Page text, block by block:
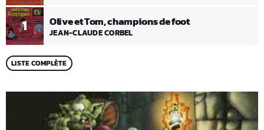
1 Olive et Tom, champions de foot
JEAN-CLAUDE CORBEL
LISTE COMPLÈTE